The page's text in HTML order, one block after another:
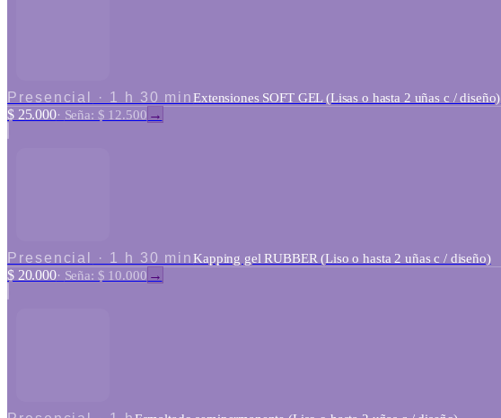
Presencial · 1 h 30 minExtensiones SOFT GEL (Lisas o hasta 2 uñas c / diseño)
$ 25.000· Seña: $ 12.500 →
Presencial · 1 h 30 minKapping gel RUBBER (Liso o hasta 2 uñas c / diseño)
$ 20.000· Seña: $ 10.000 →